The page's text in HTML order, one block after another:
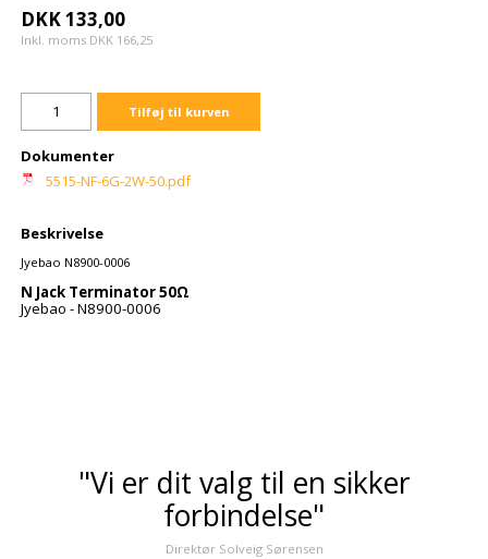
DKK 133,00
Inkl. moms DKK 166,25
Tilføj til kurven
Dokumenter
5515-NF-6G-2W-50.pdf
Beskrivelse
Jyebao N8900-0006
N Jack Terminator 50Ω
Jyebao - N8900-0006
"Vi er dit valg til en sikker
forbindelse"
Direktør Solveig Sørensen